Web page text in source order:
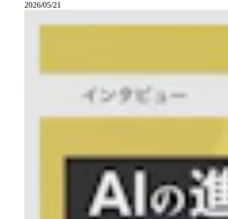
2026/05/21